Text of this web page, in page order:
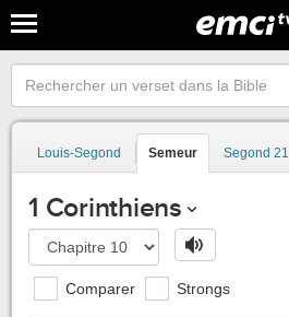
Louis-Segond Semeur Segond 21
1 Corinthiens
Comparer Strongs